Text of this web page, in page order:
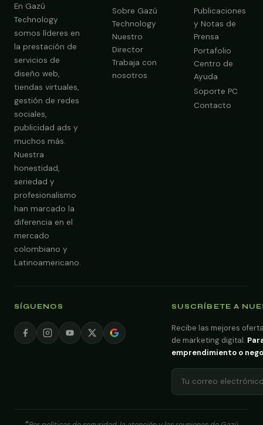
En Gazú
Technology
somos líderes en
la prestación de
servicios de
diseño web,
tiendas virtuales,
gestión de redes
sociales,
publicidad ads y
muchos más.
Nuestra
honestidad,
seriedad y
profesionalismo
han marcado la
diferencia en el
mercado
colombiano y
Latinoamericano.
Sobre Gazú
Technology
Nuestro
Director
Trabaja con
nosotros
Publicaciones
y Notas de
Prensa
Portafolio
Centro de
Ayuda
Soporte PC
Contacto
SÍGUENOS SUSCRÍBETE A
Recibe las mejores
de marketing digital.
emprendimiento o